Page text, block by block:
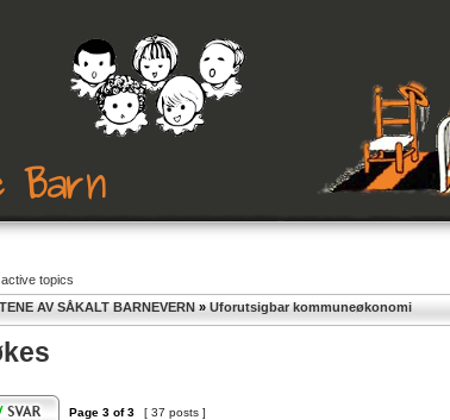
topics
AV SÅKALT BARNEVERN » Uforutsigbar kommuneøkonomi
Page 3 of3 [ 37 posts ]